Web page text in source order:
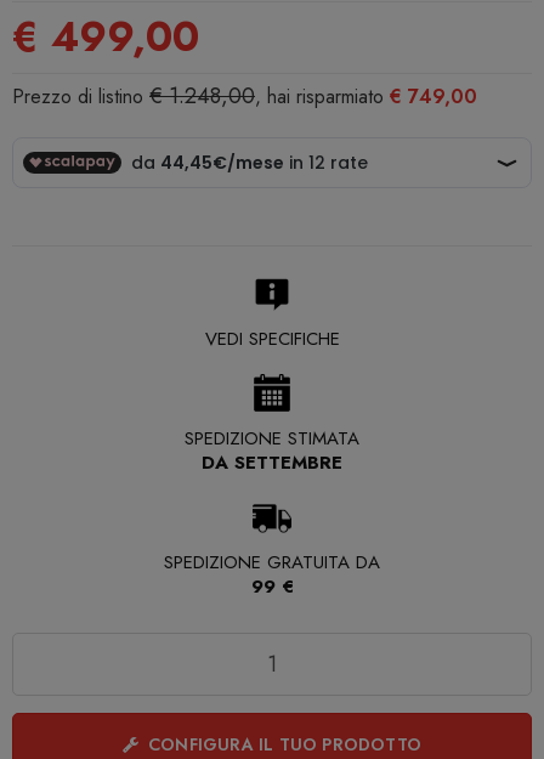
€ 499,00
Prezzo di listino € 1.248,00, hai risparmiato € 749,00
VEDI SPECIFICHE
SPEDIZIONE STIMATA
DA SETTEMBRE
SPEDIZIONE GRATUITA DA
99 €
CONFIGURA IL TUO PRODOTTO